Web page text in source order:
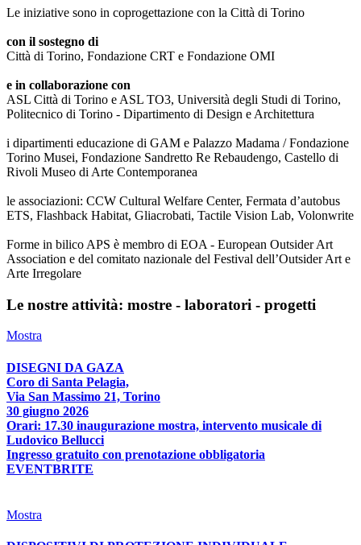
Le iniziative sono in coprogettazione con la Città di Torino
con il sostegno di
Città di Torino, Fondazione CRT e Fondazione OMI
e in collaborazione con
ASL Città di Torino e ASL TO3, Università degli Studi di Torino,
Politecnico di Torino - Dipartimento di Design e Architettura
i dipartimenti educazione di GAM e Palazzo Madama / Fondazione
Torino Musei, Fondazione Sandretto Re Rebaudengo, Castello di
Rivoli Museo di Arte Contemporanea
le associazioni: CCW Cultural Welfare Center, Fermata d’autobus
ETS, Flashback Habitat, Gliacrobati, Tactile Vision Lab, Volonwrite
Forme in bilico APS è membro di EOA - European Outsider Art
Association e del comitato nazionale del Festival dell’Outsider Art e
Arte Irregolare
Le nostre attività: mostre - laboratori - progetti
Mostra
DISEGNI DA GAZA
Coro di Santa Pelagia,
Via San Massimo 21, Torino
30 giugno 2026
Orari: 17.30 inaugurazione mostra, intervento musicale di
Ludovico Bellucci
Ingresso gratuito con prenotazione obbligatoria
EVENTBRITE
Mostra